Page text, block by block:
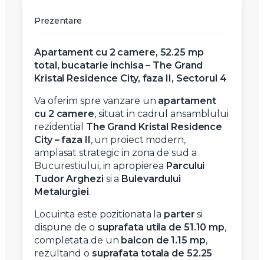
Prezentare
Apartament cu 2 camere, 52.25 mp
total, bucatarie inchisa – The Grand
Kristal Residence City, faza II, Sectorul 4
Va oferim spre vanzare un apartament
cu 2 camere, situat in cadrul ansamblului
rezidential The Grand Kristal Residence
City – faza II , un proiect modern,
amplasat strategic in zona de sud a
Bucurestiului, in apropierea Parcului
Tudor Arghezi si a Bulevardului
Metalurgiei.
Locuinta este pozitionata la parter si
dispune de o suprafata utila de 51.10 mp,
completata de un balcon de 1.15 mp,
rezultand o suprafata totala de 52.25